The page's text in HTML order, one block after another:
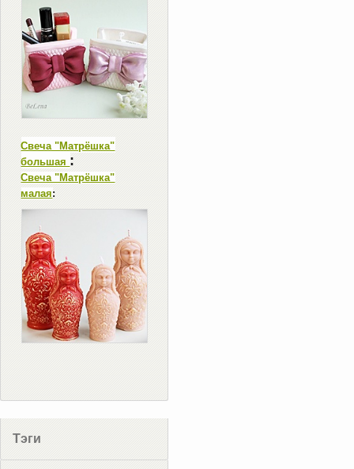
Свеча "Матрёшка"
большая :
Свеча "Матрёшка"
малая:
Тэги